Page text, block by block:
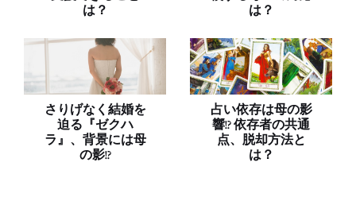
は？
は？
さりげなく結婚を
迫る『ゼクハ
ラ』、背景には母
の影!?
占い依存は母の影
響!? 依存者の共通
点、脱却方法と
は？